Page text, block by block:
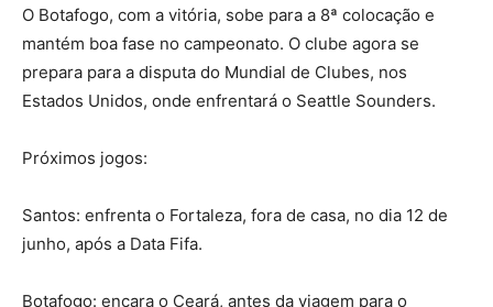
O Botafogo, com a vitória, sobe para a 8ª colocação e
mantém boa fase no campeonato. O clube agora se
prepara para a disputa do Mundial de Clubes, nos
Estados Unidos, onde enfrentará o Seattle Sounders.
Próximos jogos:
Santos: enfrenta o Fortaleza, fora de casa, no dia 12 de
junho, após a Data Fifa.
Botafogo: encara o Ceará, antes da viagem para o